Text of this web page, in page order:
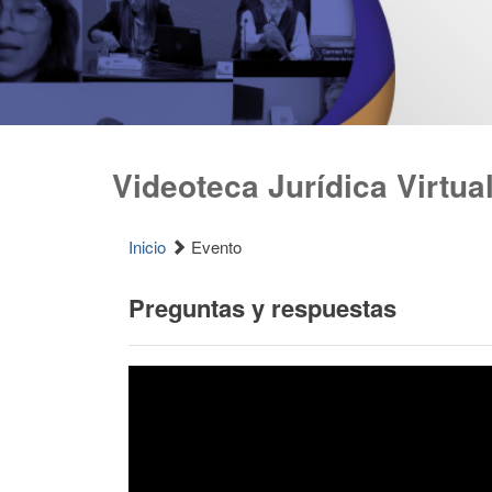
Videoteca Jurídica
Inicio Evento
Preguntas y respuestas